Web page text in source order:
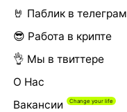
🤘 Паблик в телеграм
😎 Работа в крипте
👌 Мы в твиттере
О Нас
Вакансии